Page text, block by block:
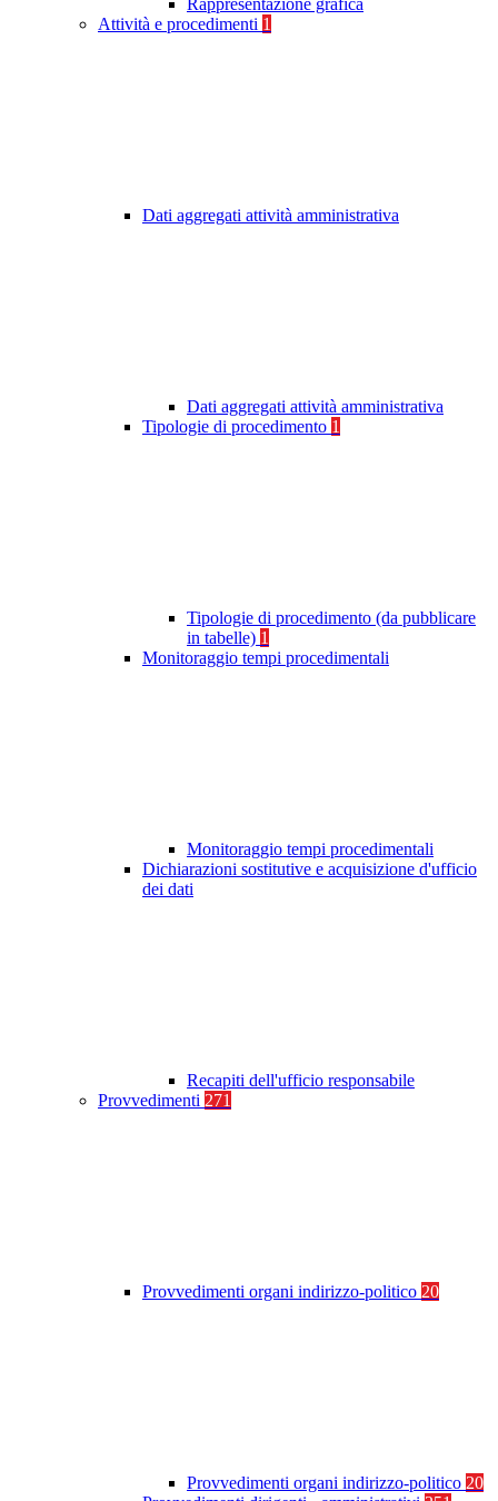
Rappresentazione grafica
Attività e procedimenti 1
Dati aggregati attività amministrativa
Dati aggregati attività amministrativa
Tipologie di procedimento 1
Tipologie di procedimento (da pubblicare
in tabelle) 1
Monitoraggio tempi procedimentali
Monitoraggio tempi procedimentali
Dichiarazioni sostitutive e acquisizione d'ufficio
dei dati
Recapiti dell'ufficio responsabile
Provvedimenti 271
Provvedimenti organi indirizzo-politico 20
Provvedimenti organi indirizzo-politico 20